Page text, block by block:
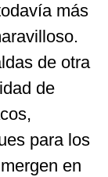
más
de otra
de
para los
en